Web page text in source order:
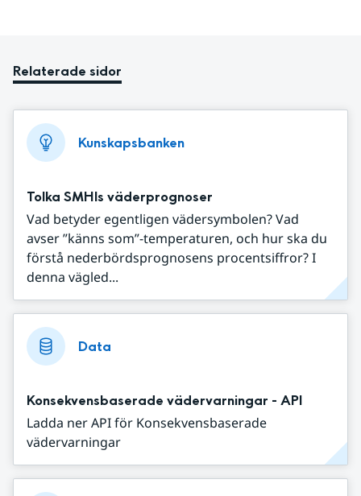
Relaterade sidor
Kunskapsbanken
Tolka SMHIs väderprognoser
Vad betyder egentligen vädersymbolen? Vad
avser ”känns som”-temperaturen, och hur ska du
förstå nederbördsprognosens procentsiffror? I
denna vägled...
Data
Konsekvensbaserade vädervarningar - API
Ladda ner API för Konsekvensbaserade
vädervarningar